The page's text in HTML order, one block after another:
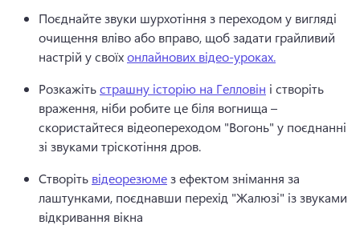
Поєднайте звуки шурхотіння з переходом у вигляді
очищення вліво або вправо, щоб задати грайливий
настрій у своїх онлайнових відео-уроках.
Розкажіть страшну історію на Гелловін і створіть
враження, ніби робите це біля вогнища –
скористайтеся відеопереходом "Вогонь" у поєднанні
зі звуками тріскотіння дров.
Створіть відеорезюме з ефектом знімання за
лаштунками, поєднавши перехід "Жалюзі" із звуками
відкривання вікна